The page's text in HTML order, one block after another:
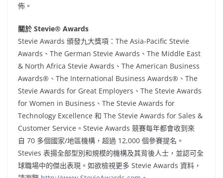
佈。
關於Stevie® Awards
Stevie Awards 頒發九大獎項：The Asia-Pacific Stevie
Awards、The German Stevie Awards、The Middle East
& North Africa Stevie Awards、The American Business
Awards®、The International Business Awards®、The
Stevie Awards for Great Employers、The Stevie Awards
for Women in Business、The Stevie Awards for
Technology Excellence 和 The Stevie Awards for Sales &
Customer Service。Stevie Awards 競賽每年都會收到來
自 70 多個國家/地區機構，超過 12,000 個參賽提名。
Stevies 表揚全部型別和規模的機構及其背後人士，並認可全
球職場中的傑出表現。如欲檢視更多 Stevie Awards 資料，